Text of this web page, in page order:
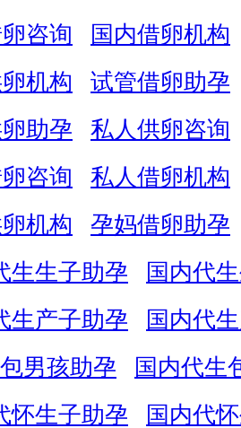
咨询
国内借卵机构
机构
试管借卵助孕
助孕
私人供卵咨询
咨询
私人借卵机构
机构
孕妈借卵助孕
生生子助孕
国内代
生产子助孕
国内代
男孩助孕
国内代生
怀生子助孕
国内代